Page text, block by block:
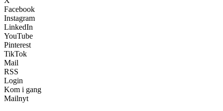
Facebook
Instagram
LinkedIn
YouTube
Pinterest
TikTok
Mail
RSS
Login
Kom i gang
Mailnyt